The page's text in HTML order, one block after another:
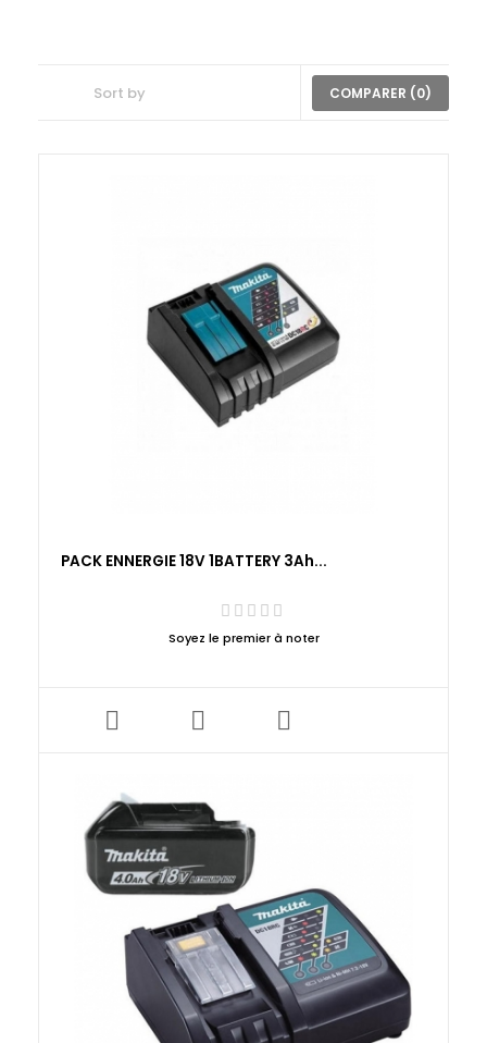
COMPARER (0)
PACK ENNERGIE 18V 1BATTERY 3Ah...
Soyez le premier à noter